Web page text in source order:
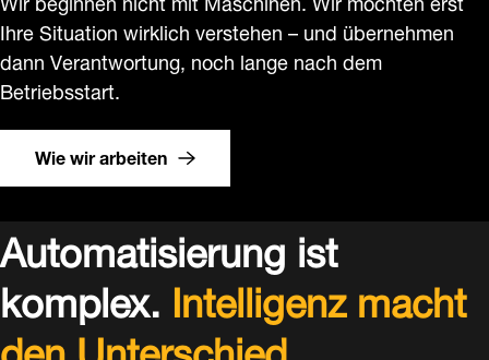
Ihre Situation wirklich verstehen – und übernehmen
dann Verantwortung, noch lange nach dem
Betriebsstart.
Wie wir arbeiten
Automatisierung ist
komplex. Intelligenz macht